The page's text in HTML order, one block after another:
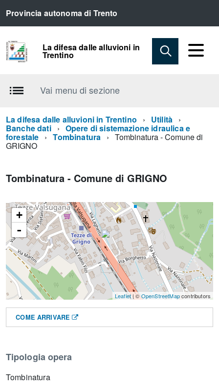
Provincia autonoma di Trento
La difesa dalle alluvioni in
Trentino
Vai menu di sezione
La difesa dalle alluvioni in Trentino Utilità
Banche dati Opere di sistemazione idraulica e
forestale Tombinatura Tombinatura - Comune di
GRIGNO
Tombinatura - Comune di GRIGNO
+
-
Leaflet| ©OpenStreetMapcontributors
COME ARRIVARE
Tipologia opera
Tombinatura